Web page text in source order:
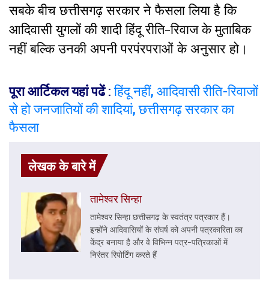
सबके बीच छत्तीसगढ़ सरकार ने फैसला लिया है कि
आदिवासी युगलों की शादी हिंदू रीति-रिवाज के मुताबिक
नहीं बल्कि उनकी अपनी परपंरपराओं के अनुसार हो।
पूरा आर्टिकल यहां पढें:हिंदू नहीं, आदिवासी रीति-रिवाजों
से हो जनजातियों की शादियां, छत्तीसगढ़ सरकार का
फैसला
लेखक के बारे में
तामेश्वर सिन्हा
तामेश्वर सिन्हा छत्तीसगढ़ के स्वतंत्र पत्रकार हैं।
इन्होंने आदिवासियों के संघर्ष को अपनी पत्रकारिता का
केंद्र बनाया है और वे विभिन्न पत्र-पत्रिकाओं में
निरंतर रिपोर्टिंग करते हैं